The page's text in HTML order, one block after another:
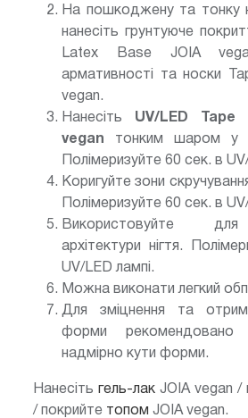
На пошкоджену та тонку
нанесіть грунтуюче
Latex Base JOIA
армативності та носки
vegan.
Нанесіть UV/LED
vegan тонким шаром у
Полімеризуйте 60 сек. в
Коригуйте зони
Полімеризуйте 60 сек. в
Використовуйте для
архітектури нігтя.
UV/LED лампі.
Можна виконати легкий
Для зміцнення та
форми рекомендовано
надмірно кути форми.
Нанесіть гель-лак JOIA vegan /
/ покрийте топом JOIA vegan.